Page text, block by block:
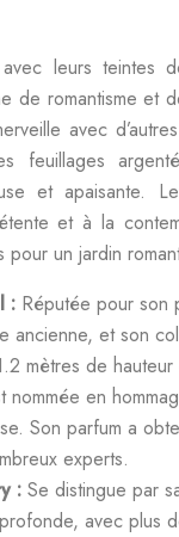
leurs teintes
de romantisme et
avec
feuillages
et apaisante.
et à la
un jardin
: Réputée pour son
ancienne, et son
mètres de
nommée en
Son parfum a
experts.
: Se distingue par
avec plus